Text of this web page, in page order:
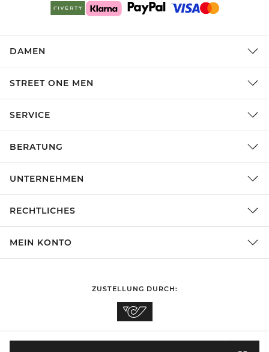
DAMEN
STREET ONE MEN
SERVICE
BERATUNG
UNTERNEHMEN
RECHTLICHES
MEIN KONTO
ZUSTELLUNG DURCH: